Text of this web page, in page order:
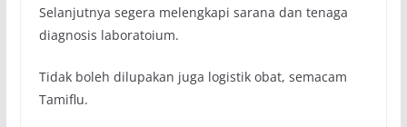
Selanjutnya segera melengkapi sarana dan tenaga
diagnosis laboratoium.
Tidak boleh dilupakan juga logistik obat, semacam
Tamiflu.